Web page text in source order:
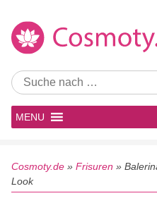
MENU
Cosmoty.de » Frisuren »
Look